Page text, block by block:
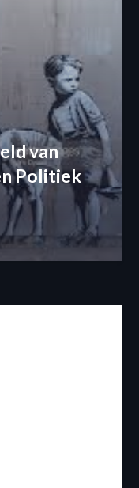
van
Politiek